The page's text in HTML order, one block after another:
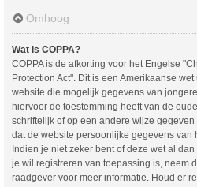
Omhoog
Wat is COPPA?
COPPA is de afkorting voor het Engelse
Protection Act". Dit is een Amerikaanse
website die mogelijk gegevens van
hiervoor de toestemming heeft van de
schriftelijk of op een andere wijze
dat de website persoonlijke gegevens van
Indien je niet zeker bent of deze wet al
je wil registreren van toepassing is, neem
raadgever voor meer informatie. Houd er